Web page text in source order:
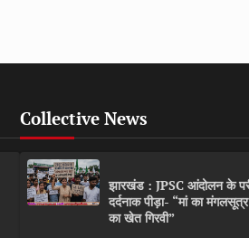
Collective News
झारखंड : JPSC आंदोलन के
दर्दनाक पीड़ा- “मां का
का खेत गिरवी”